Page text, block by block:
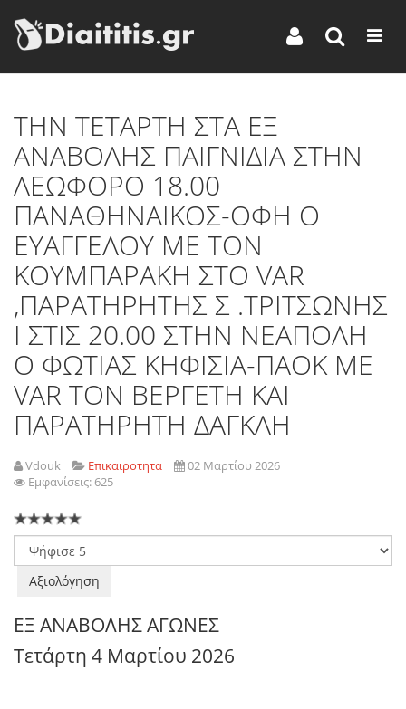
ΤΗΝ ΤΕΤΑΡΤΗ ΣΤΑ ΕΞ
ΑΝΑΒΟΛΗΣ ΠΑΙΓΝΙΔΙΑ ΣΤΗΝ
ΛΕΩΦΟΡΟ 18.00
ΠΑΝΑΘΗΝΑΙΚΟΣ-ΟΦΗ Ο
ΕΥΑΓΓΕΛΟΥ ΜΕ ΤΟΝ
ΚΟΥΜΠΑΡΑΚΗ ΣΤΟ VAR
,ΠΑΡΑΤΗΡΗΤΗΣ Σ .ΤΡΙΤΣΩΝΗΣ
Ι ΣΤΙΣ 20.00 ΣΤΗΝ ΝΕΑΠΟΛΗ
Ο ΦΩΤΙΑΣ ΚΗΦΙΣΙΑ-ΠΑΟΚ ΜΕ
VAR ΤΟΝ ΒΕΡΓΕΤΗ ΚΑΙ
ΠΑΡΑΤΗΡΗΤΗ ΔΑΓΚΛΗ
Vdouk Επικαιροτητα
02 Μαρτίου 2026
Εμφανίσεις: 625
Παρακαλώ
αξιολογήστε
ΕΞ ΑΝΑΒΟΛΗΣ ΑΓΩΝΕΣ
Τετάρτη 4 Μαρτίου 2026